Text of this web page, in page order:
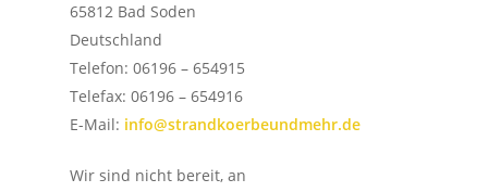
65812 Bad Soden
Deutschland
Telefon: 06196 – 654915
Telefax: 06196 – 654916
E-Mail: info@strandkoerbeundmehr.de
Wir sind nicht bereit, an
Startseite